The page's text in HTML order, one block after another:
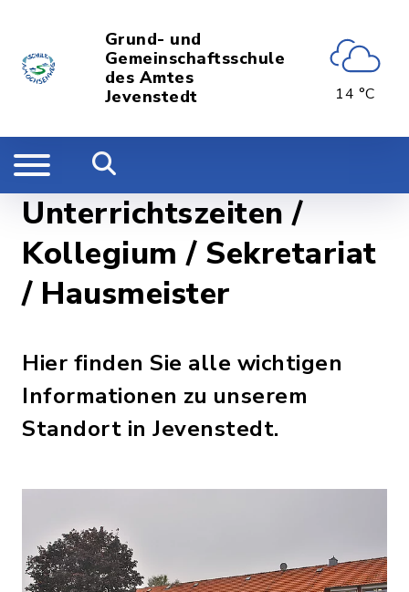
Grund- und
Gemeinschaftsschule
des Amtes
Jevenstedt
14 °C
Unterrichtszeiten /
Kollegium / Sekretariat
/ Hausmeister
Hier finden Sie alle wichtigen
Informationen zu unserem
Standort in Jevenstedt.